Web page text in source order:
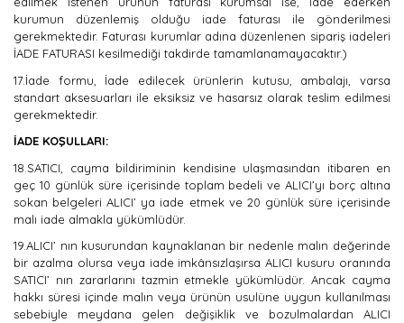
kurumun düzenlemiş olduğu iade faturası ile gönderilmesi
gerekmektedir. Faturası kurumlar adına düzenlenen sipariş iadeleri
İADE FATURASI kesilmediği takdirde tamamlanamayacaktır.)
17.İade formu, İade edilecek ürünlerin kutusu, ambalajı, varsa
standart aksesuarları ile eksiksiz ve hasarsız olarak teslim edilmesi
gerekmektedir.
İADE KOŞULLARI:
18.SATICI, cayma bildiriminin kendisine ulaşmasından itibaren en
geç 10 günlük süre içerisinde toplam bedeli ve ALICI’yı borç altına
sokan belgeleri ALICI’ ya iade etmek ve 20 günlük süre içerisinde
malı iade almakla yükümlüdür.
19.ALICI’ nın kusurundan kaynaklanan bir nedenle malın değerinde
bir azalma olursa veya iade imkânsızlaşırsa ALICI kusuru oranında
SATICI’ nın zararlarını tazmin etmekle yükümlüdür. Ancak cayma
hakkı süresi içinde malın veya ürünün usulüne uygun kullanılması
sebebiyle meydana gelen değişiklik ve bozulmalardan ALICI